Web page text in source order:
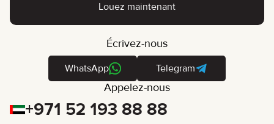
Louez maintenant
Écrivez-nous
WhatsApp Telegram
Appelez-nous
+971 52 193 88 88